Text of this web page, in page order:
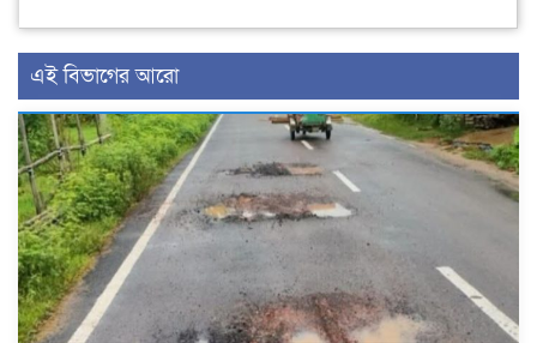
এই বিভাগের আরো